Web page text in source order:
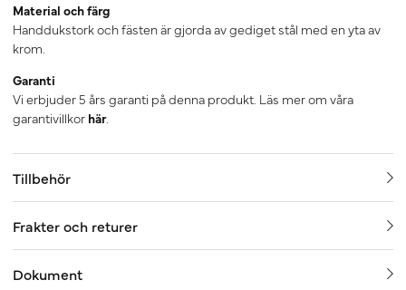
Material och färg
Handdukstork och fästen är gjorda av gediget stål med en yta av
krom.
Garanti
Vi erbjuder 5 års garanti på denna produkt. Läs mer om våra
garantivillkor här.
Tillbehör
Frakter och returer
Dokument